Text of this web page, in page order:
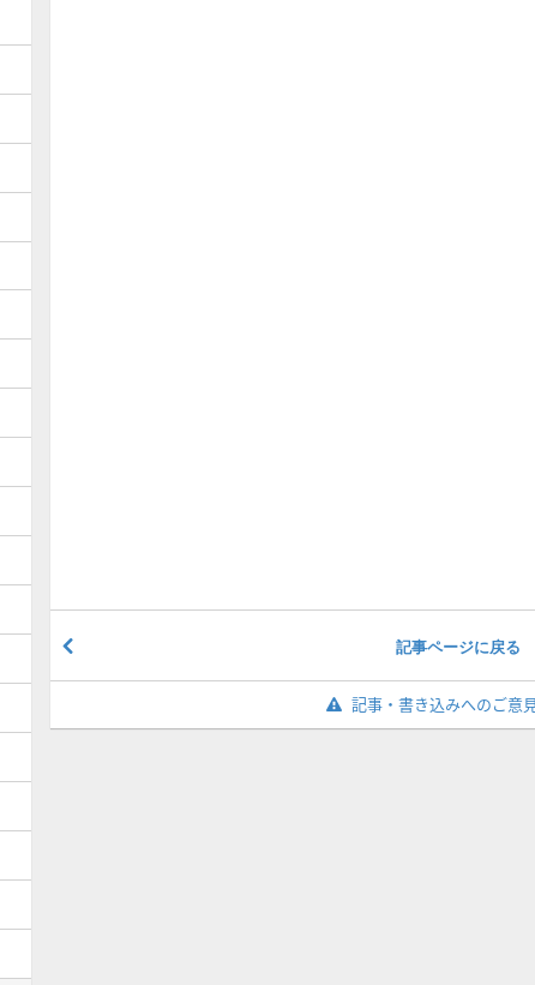
記事ページに戻る
記事・書き込みへのご意